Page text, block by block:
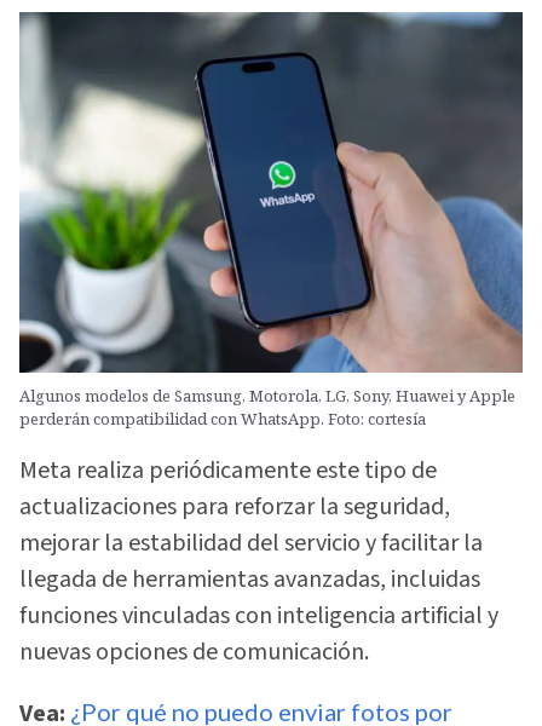
Algunos modelos de Samsung, Motorola, LG, Sony, Huawei y Apple
perderán compatibilidad con WhatsApp. Foto: cortesía
Meta realiza periódicamente este tipo de
actualizaciones para reforzar la seguridad,
mejorar la estabilidad del servicio y facilitar la
llegada de herramientas avanzadas, incluidas
funciones vinculadas con inteligencia artificial y
nuevas opciones de comunicación.
Vea: ¿Por qué no puedo enviar fotos por